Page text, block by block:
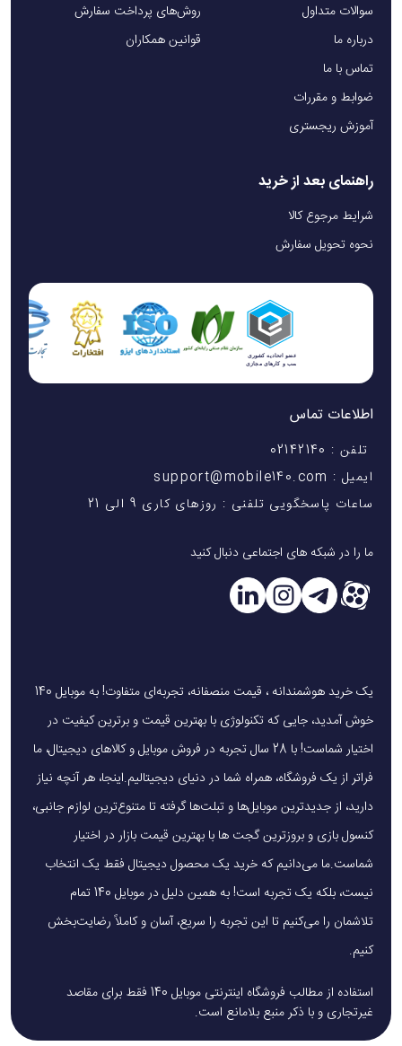
سوالات متداول
درباره ما
تماس با ما
ضوابط و مقررات
آموزش ریجستری
روش‌های پرداخت سفارش
قوانین همکاران
راهنمای بعد از خرید
شرایط مرجوع کالا
نحوه تحویل سفارش
اطلاعات تماس
تلفن : 02142140
ایمیل : support@mobile140.com
ساعات پاسخگویی تلفنی : روزهای کاری 9 الی 21
ما را در شبکه های اجتماعی دنبال کنید
یک خرید هوشمندانه ، قیمت منصفانه، تجربه‌ای متفاوت! به موبایل 140
خوش آمدید، جایی که تکنولوژی با بهترین قیمت و برترین کیفیت در
اختیار شماست! با 28 سال تجربه در فروش موبایل و کالاهای دیجیتال، ما
فراتر از یک فروشگاه، همراه شما در دنیای دیجیتالیم.اینجا، هر آنچه نیاز
دارید، از جدیدترین موبایل‌ها و تبلت‌ها گرفته تا متنوع‌ترین لوازم جانبی،
کنسول بازی و بروزترین گجت ها با بهترین قیمت بازار در اختیار
شماست.ما می‌دانیم که خرید یک محصول دیجیتال فقط یک انتخاب
نیست، بلکه یک تجربه است! به همین دلیل در موبایل 140 تمام
تلاشمان را می‌کنیم تا این تجربه را سریع، آسان و کاملاً رضایت‌بخش
کنیم.
استفاده از مطالب فروشگاه اینترنتی موبایل 140 فقط برای مقاصد
غیرتجاری و با ذکر منبع بلامانع است.